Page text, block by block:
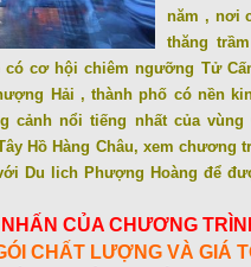
năm , nơi
thăng
cơ hội chiêm ngưỡng Tử
Hải , thành phố có nền
cảnh nổi tiếng nhất của
Hồ Hàng Châu, xem chương
Du lich Phượng Hoàng để
CỦA CHƯƠNG
CHẤT LƯỢNG VÀ GIÁ